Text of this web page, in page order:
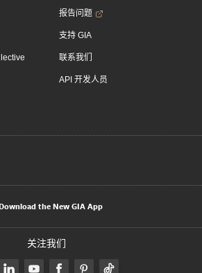
报告问题
支持 GIA
联系我们
API 开发人员
the New GIA App
关注我们